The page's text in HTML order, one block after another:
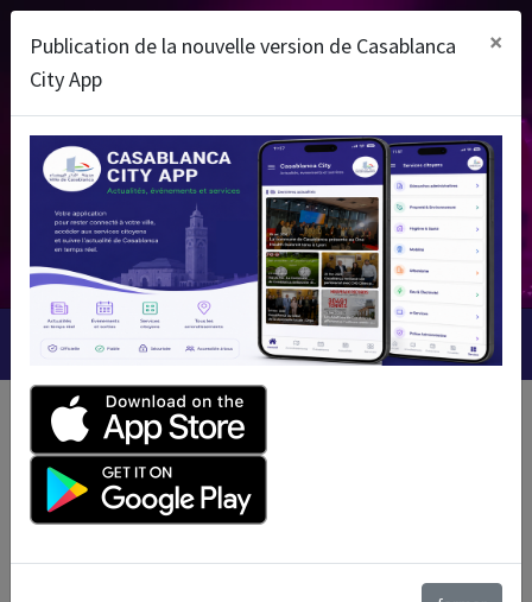
CASABLANCA
MON COMPTE CITOYEN
Publication de la nouvelle version de Casablanca
City App
×